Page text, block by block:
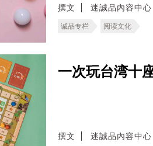
撰文 迷誠品內容中心
诚品专栏 阅读文化
一次玩台湾十
撰文 迷誠品內容中心